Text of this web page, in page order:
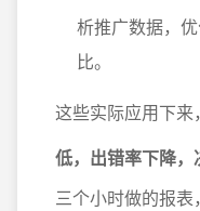
析推广数据，
比。
这些实际应用下来，
低，出错率下降，
三个小时做的报